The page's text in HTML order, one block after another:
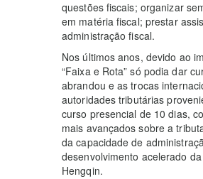
questões fiscais; organizar
em matéria fiscal; prestar
administração fiscal.
Nos últimos anos, devido ao
“Faixa e Rota” só podia dar
abrandou e as trocas
autoridades tributárias
curso presencial de 10 dias,
mais avançados sobre a
da capacidade de
desenvolvimento acelerado
Hengqin.